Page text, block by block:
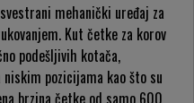
mehanički uređaj za
Kut četke za korov
podešljivih kotača,
pozicijama kao što su
brzina četke od samo 600